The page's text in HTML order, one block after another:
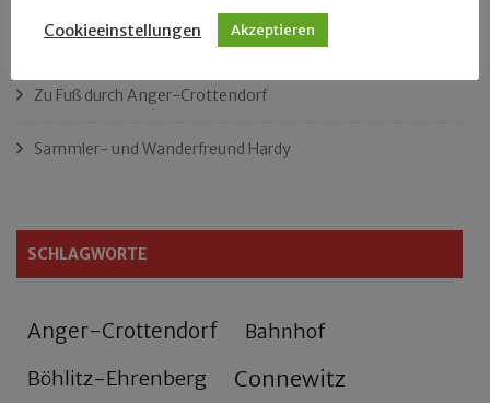
Rennfahrer in Schönefeld und Zschocher
Zu Fuß durch Anger-Crottendorf
Sammler- und Wanderfreund Hardy
SCHLAGWORTE
Anger-Crottendorf Bahnhof
Böhlitz-Ehrenberg Connewitz
Cookieeinstellungen Akzeptieren